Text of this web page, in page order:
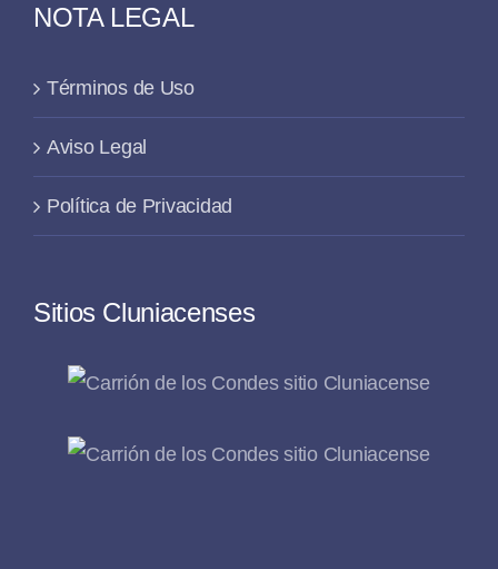
NOTA LEGAL
Términos de Uso
Aviso Legal
Política de Privacidad
Sitios Cluniacenses